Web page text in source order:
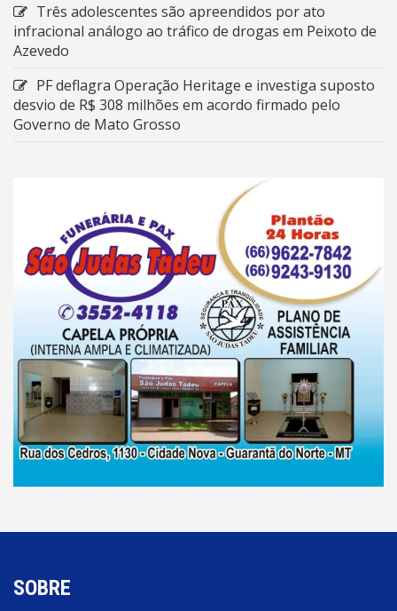
Três adolescentes são apreendidos por ato
infracional análogo ao tráfico de drogas em Peixoto de
Azevedo
PF deflagra Operação Heritage e investiga suposto
desvio de R$ 308 milhões em acordo firmado pelo
Governo de Mato Grosso
SOBRE